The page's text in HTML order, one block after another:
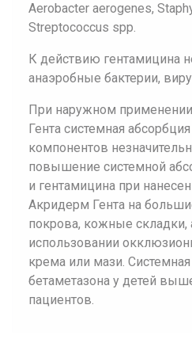
Aerobacter aerogenes,
Streptococcus spp.
К действию гентамицина
анаэробные бактерии,
При наружном
Гента системная
компонентов
повышение системной
и гентамицина при
Акридерм Гента на
покрова, кожные складки,
использовании
крема или мази.
бетаметазона у детей
пациентов.